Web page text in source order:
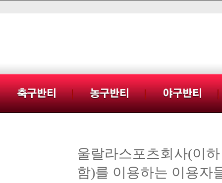
울랄라스포츠회사(이
함)를 이용하는 이용자